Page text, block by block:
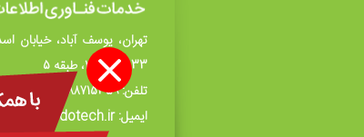
تهران، یوسف آباد، خیابان
33، پلاک 29، طبقه 5
تلفن:88715359-021
ایمیل: info [@] dotech.ir